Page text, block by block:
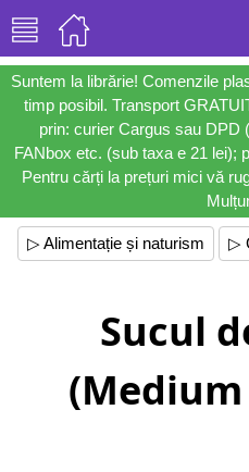
Suntem la librărie! Comenzile
timp posibil. Transport
prin: curier Cargus sau DPD
FANbox etc. (sub taxa e 21 lei);
Pentru cărți la prețuri mici vă
▷ Alimentație și naturism ▷
Sucul